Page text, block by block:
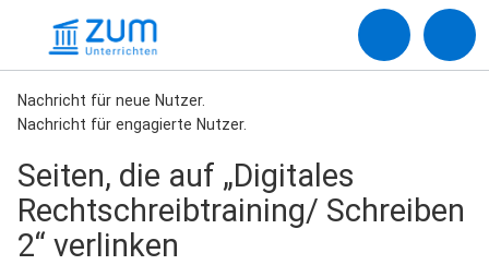
Nachricht für neue Nutzer.
Nachricht für engagierte Nutzer.
Seiten, die auf „Digitales
Rechtschreibtraining/ Schreiben
2“ verlinken